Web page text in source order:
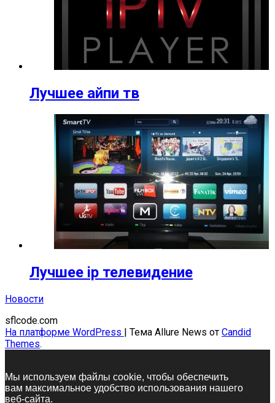
Лучшее айпи тв
Лучшее ip телевидение
Новости
sflcode.com
На платформе WordPress | Тема Allure News от Candid
Themes.
Мы используем файлы cookie, чтобы обеспечить
вам максимальное удобство использования нашего
веб-сайта.